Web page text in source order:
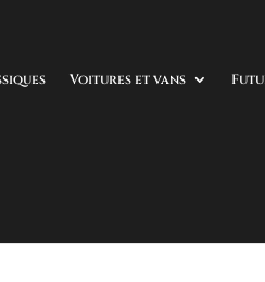
Voitures et vans